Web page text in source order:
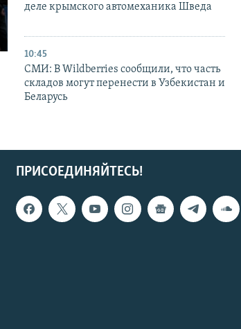
деле крымского автомеханика Шведа
10:45
СМИ: В Wildberries сообщили, что часть
складов могут перенести в Узбекистан и
Беларусь
ПРИСОЕДИНЯЙТЕСЬ!